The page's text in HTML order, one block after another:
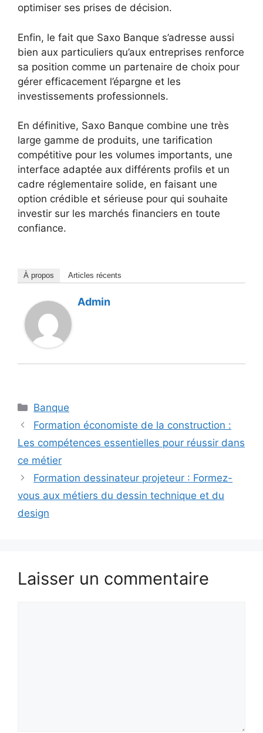
optimiser ses prises de décision.
Enfin, le fait que Saxo Banque s’adresse aussi
bien aux particuliers qu’aux entreprises renforce
sa position comme un partenaire de choix pour
gérer efficacement l’épargne et les
investissements professionnels.
En définitive, Saxo Banque combine une très
large gamme de produits, une tarification
compétitive pour les volumes importants, une
interface adaptée aux différents profils et un
cadre réglementaire solide, en faisant une
option crédible et sérieuse pour qui souhaite
investir sur les marchés financiers en toute
confiance.
À propos Articles récents
Admin
Catégories
Banque
Formation économiste de la construction :
Les compétences essentielles pour réussir dans
ce métier
Formation dessinateur projeteur : Formez-
vous aux métiers du dessin technique et du
design
Laisser un commentaire